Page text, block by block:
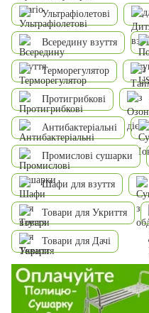
Ультрафіолетові
Всередину взуття
Терморегулятор
Протигрибкові
Антибактеріальні
Промислові сушарки
Шафи для взуття
Товари для Укриття
Товари для Дачі